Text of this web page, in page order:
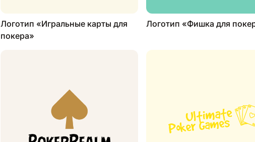
Логотип «Игральные карты для
покера»
Логотип «Фишка для